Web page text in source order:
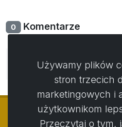
0 Komentarze
Nie ma jeszcze komentarzy.
Używamy plików
stron trzecich
marketingowych i
użytkownikom
Przeczytaj o tym,